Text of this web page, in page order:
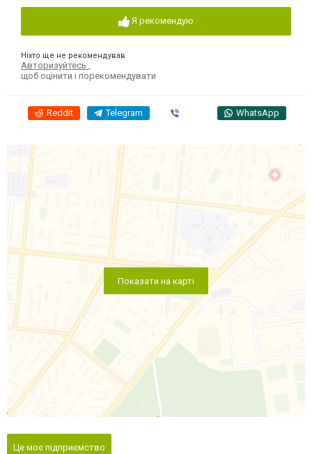
Я рекомендую
Ніхто ще не рекомендував
Авторизуйтесь
щоб оцінити і порекомендувати
Reddit Telegram WhatsApp
Показати на карті
Це моє підприємство